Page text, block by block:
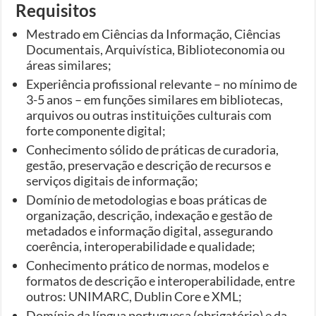
Requisitos
Mestrado em Ciências da Informação, Ciências
Documentais, Arquivística, Biblioteconomia ou
áreas similares;
Experiência profissional relevante – no mínimo de
3-5 anos – em funções similares em bibliotecas,
arquivos ou outras instituições culturais com
forte componente digital;
Conhecimento sólido de práticas de curadoria,
gestão, preservação e descrição de recursos e
serviços digitais de informação;
Domínio de metodologias e boas práticas de
organização, descrição, indexação e gestão de
metadados e informação digital, assegurando
coerência, interoperabilidade e qualidade;
Conhecimento prático de normas, modelos e
formatos de descrição e interoperabilidade, entre
outros: UNIMARC, Dublin Core e XML;